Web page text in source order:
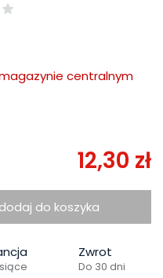
centralnym
12,30 zł
dodaj do koszyka
Zwrot
Do 30 dni